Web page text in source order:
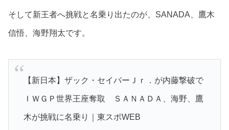
そして新王者へ挑戦と名乗り出たのが、SANADA、鷹木
信悟、海野翔太です。
【新日本】ザック・セイバーＪｒ．が内藤撃破で
ＩＷＧＰ世界王座奪取 ＳＡＮＡＤＡ、海野、鷹
木が挑戦に名乗り｜東スポWEB